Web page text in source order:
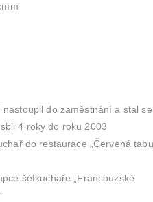
do zaměstnání a stal
4 roky do roku 2003
do restaurace „Červená
šéfkuchaře „Francouzské